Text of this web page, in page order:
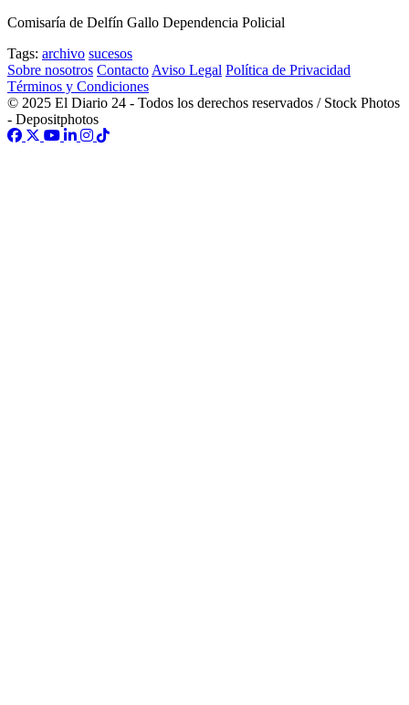
Comisaría de Delfín Gallo Dependencia Policial
Tags: archivo sucesos
Sobre nosotros Contacto Aviso Legal Política de Privacidad
Términos y Condiciones
© 2025 El Diario 24 - Todos los derechos reservados / Stock Photos
- Depositphotos